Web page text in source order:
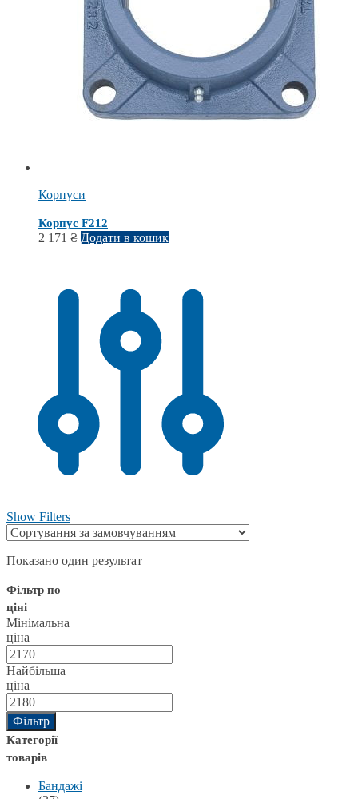
Корпуси
Корпус F212
2 171 ₴ Додати в кошик
Show Filters
Показано один результат
Фільтр по
ціні
Мінімальна
ціна
Найбільша
ціна
Фільтр
Категорії
товарів
Бандажі